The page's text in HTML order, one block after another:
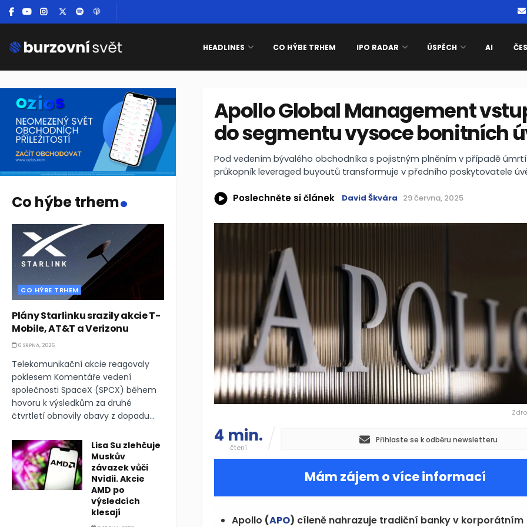
HEADLINES CO HÝBE TRHEM IPO RADAR ÚSPĚCH AI
Apollo Global Management
do segmentu vysoce bonitních
Pod vedením bývalého obchodníka s pojistným plněním v případě
průkopník leveraged buyoutů transformuje v předního poskytovatele
Poslechněte si článek David Škvára 29 června, 2025
4 min.
čtení
Přihlaste se k odběru newsletteru
Mám zájem o více informací
Apollo (APO) cíleně nahrazuje tradiční banky v korporátním
Co hýbe trhem.
CO HÝBE TRHEM
Plány Starlinku srazily akcie T-
Mobile, AT&T a Verizonu
6 SRPNA, 2026
Telekomunikační akcie reagovaly
poklesem Komentáře vedení
společnosti SpaceX (SPCX) během
hovoru k výsledkům za druhé
čtvrtletí obnovily obavy z dopadu...
Lisa Su zlehčuje
Muskův
závazek vůči
Nvidii. Akcie
AMD po
výsledcích
klesají